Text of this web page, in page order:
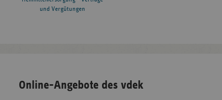
und Vergütungen
Online-Angebote des vdek